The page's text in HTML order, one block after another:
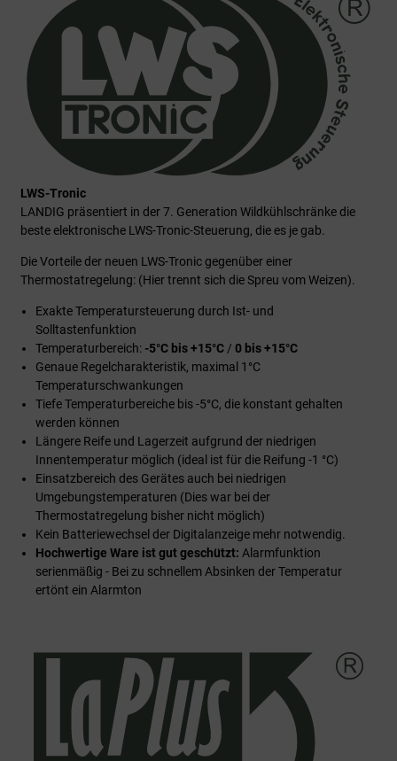
LWS-Tronic
LANDIG präsentiert in der 7. Generation Wildkühlschränke die
beste elektronische LWS-Tronic-Steuerung, die es je gab.
Die Vorteile der neuen LWS-Tronic gegenüber einer
Thermostatregelung: (Hier trennt sich die Spreu vom Weizen).
Exakte Temperatursteuerung durch Ist- und
Solltastenfunktion
Temperaturbereich: -5°C bis +15°C / 0 bis +15°C
Genaue Regelcharakteristik, maximal 1°C
Temperaturschwankungen
Tiefe Temperaturbereiche bis -5°C, die konstant gehalten
werden können
Längere Reife und Lagerzeit aufgrund der niedrigen
Innentemperatur möglich (ideal ist für die Reifung -1 °C)
Einsatzbereich des Gerätes auch bei niedrigen
Umgebungstemperaturen (Dies war bei der
Thermostatregelung bisher nicht möglich)
Kein Batteriewechsel der Digitalanzeige mehr notwendig.
Hochwertige Ware ist gut geschützt: Alarmfunktion
serienmäßig - Bei zu schnellem Absinken der Temperatur
ertönt ein Alarmton